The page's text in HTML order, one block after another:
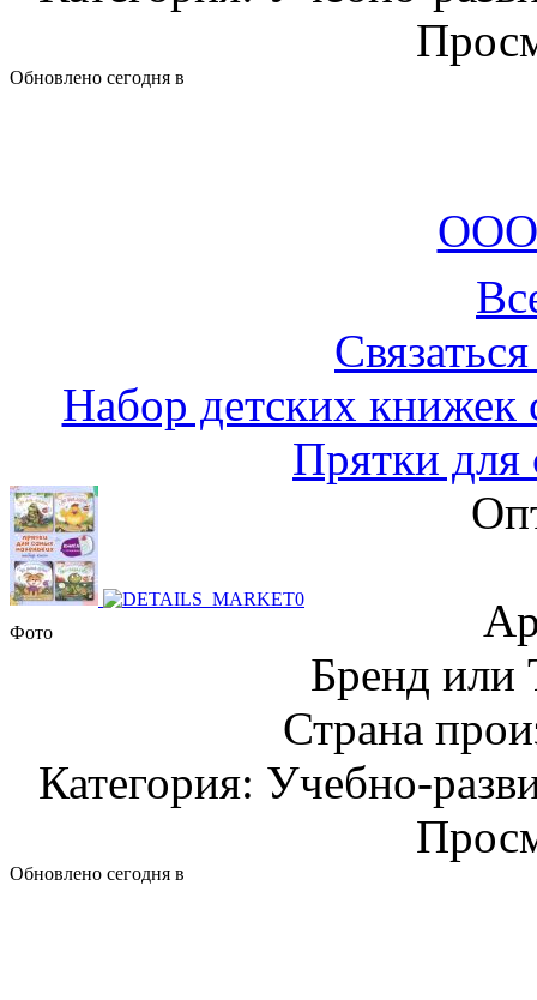
Обновлено сегодня в
ООО
Набор детских
Прятки для
Фото
Бренд или
Страна
Категория: Учебно-
Обновлено сегодня в